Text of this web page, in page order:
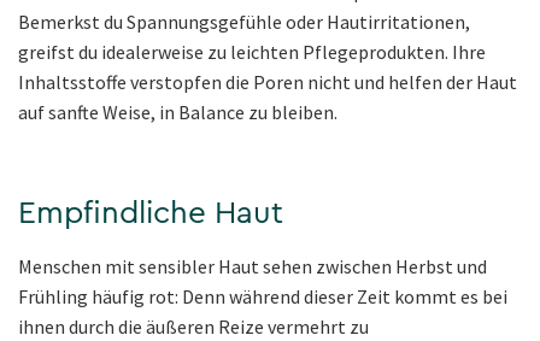
Bemerkst du Spannungsgefühle oder Hautirritationen,
greifst du idealerweise zu leichten Pflegeprodukten. Ihre
Inhaltsstoffe verstopfen die Poren nicht und helfen der Haut
auf sanfte Weise, in Balance zu bleiben.
Empfindliche Haut
Menschen mit sensibler Haut sehen zwischen Herbst und
Frühling häufig rot: Denn während dieser Zeit kommt es bei
ihnen durch die äußeren Reize vermehrt zu